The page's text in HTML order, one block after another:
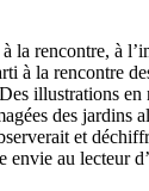
la rencontre, à
à la rencontre
illustrations
des jardins
et
envie au lecteur